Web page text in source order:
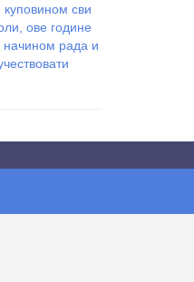
сви
ове године
начином рада и